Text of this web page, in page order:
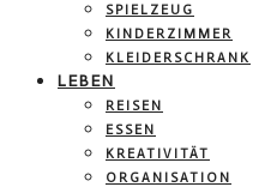
SPIELZEUG
KINDERZIMMER
KLEIDERSCHRANK
LEBEN
REISEN
ESSEN
KREATIVITÄT
ORGANISATION